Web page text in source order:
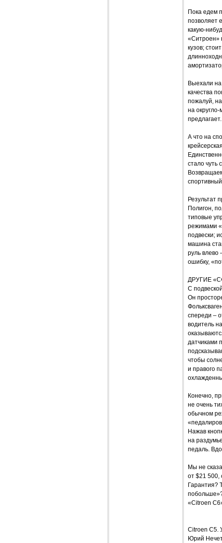
Пока едем
позволяет
какую-
«Ситроен»
кузов;
Выехали на
качества
пожалуй,
на
предлагает.
А что на
стало чуть
Результат
Полигон,
типовые
режимами
подвески;
машина
руль влево
ошибку,
ДРУГИЕ
С
Он
спереди –
водитель
датчиками
чтобы
и правого
Конечно,
не очень
обычном
Нажав
на
педаль.
Мы не
от $21 500,
Гарантия?
«Citroen
Citroen
Юрий